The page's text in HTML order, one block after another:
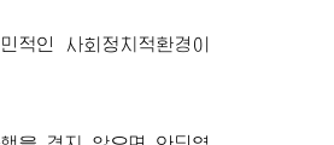
적인 사회정치적환경이